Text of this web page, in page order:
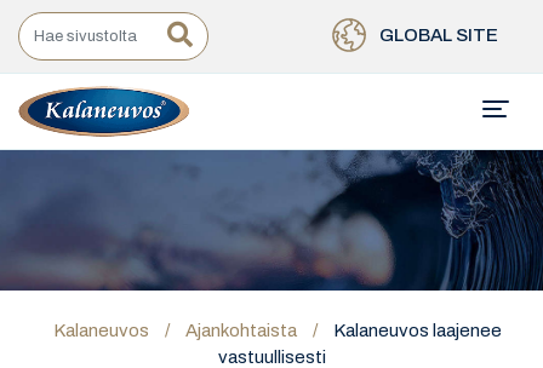
GLOBAL SITE
Kalaneuvos / Ajankohtaista /
Kalaneuvos laajenee
vastuullisesti